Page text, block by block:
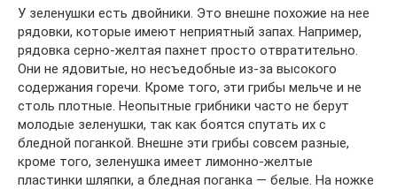
У зеленушки есть двойники. Это внешне похожие на нее
рядовки, которые имеют неприятный запах. Например,
рядовка серно-желтая пахнет просто отвратительно.
Они не ядовитые, но несъедобные из-за высокого
содержания горечи. Кроме того, эти грибы мельче и не
столь плотные. Неопытные грибники часто не берут
молодые зеленушки, так как боятся спутать их с
бледной поганкой. Внешне эти грибы совсем разные,
кроме того, зеленушка имеет лимонно-желтые
пластинки шляпки, а бледная поганка — белые. На ножке